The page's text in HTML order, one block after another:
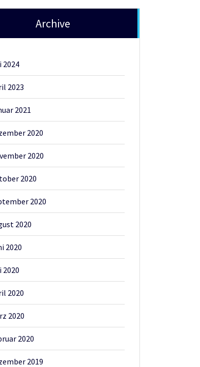
Archive
2024
2023
2021
2020
2020
2020
2020
2020
2020
2020
2020
2020
2020
2019